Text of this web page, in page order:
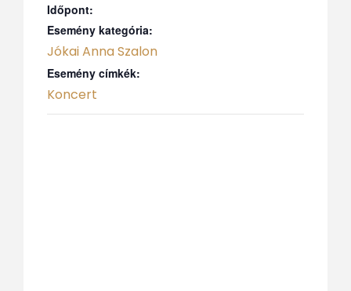
Időpont:
Esemény kategória:
Jókai Anna Szalon
Esemény címkék:
Koncert